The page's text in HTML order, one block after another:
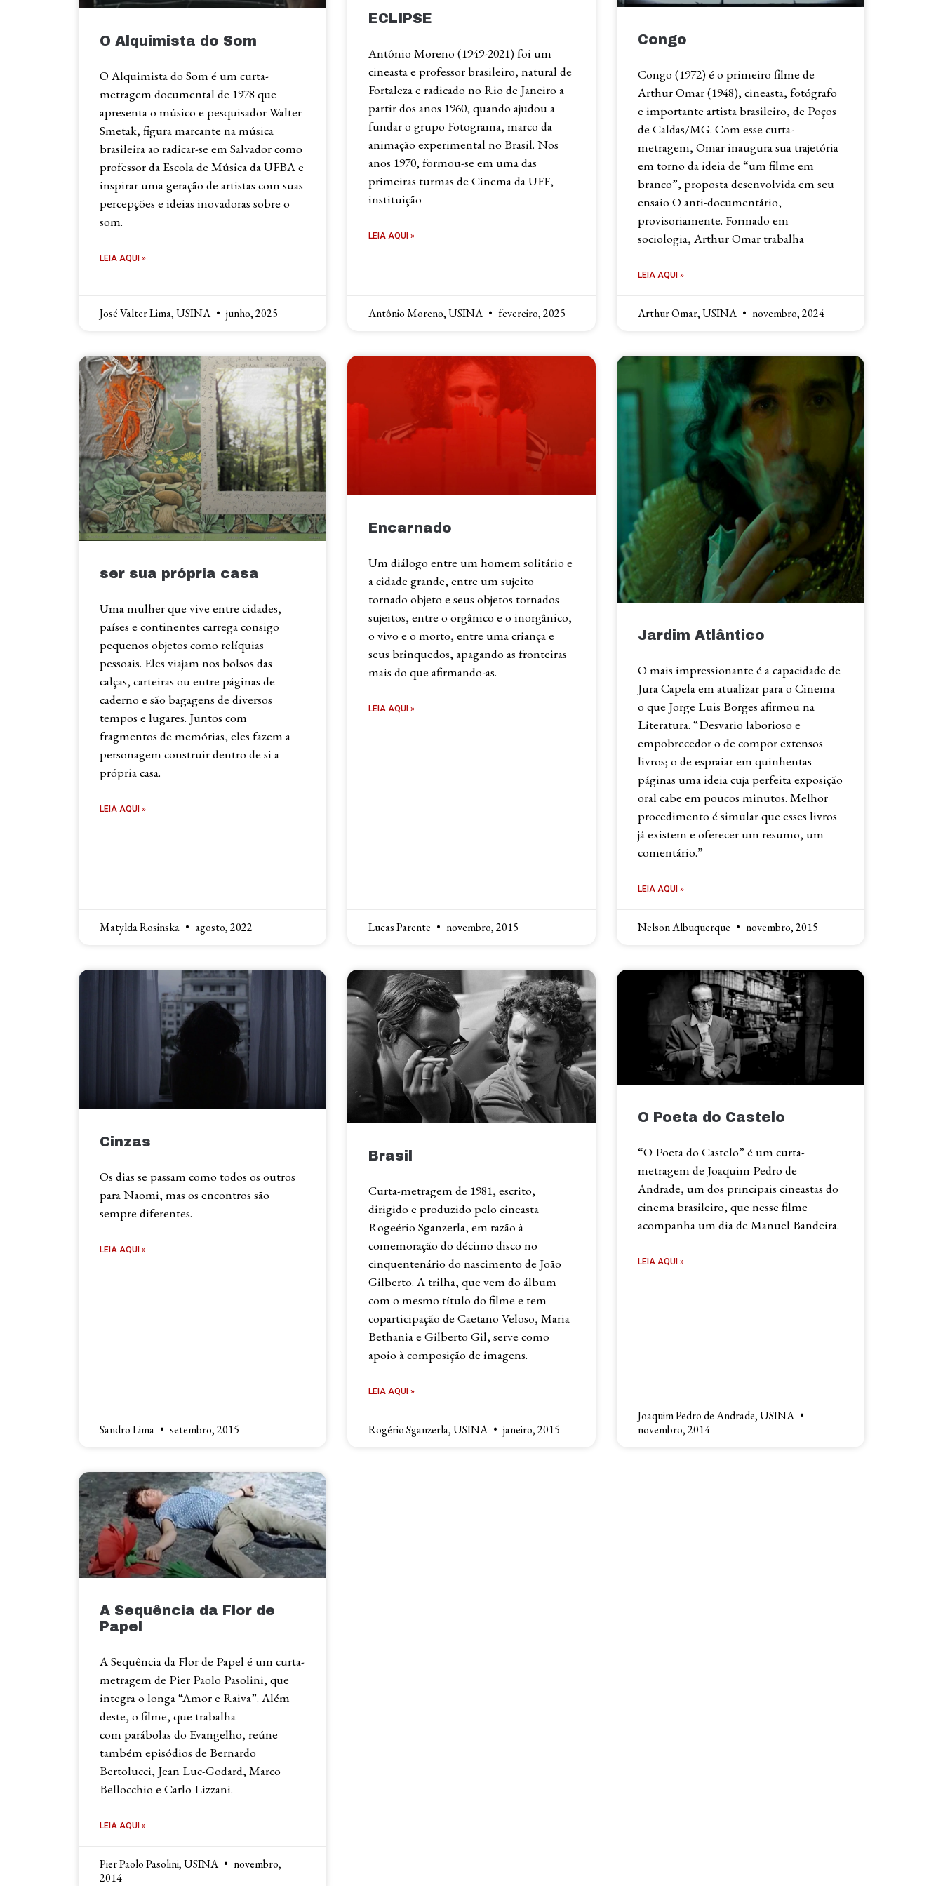
O Alquimista do Som
O Alquimista do Som é um curta-
metragem documental de 1978 que
apresenta o músico e pesquisador Walter
Smetak, figura marcante na música
brasileira ao radicar-se em Salvador como
professor da Escola de Música da UFBA e
inspirar uma geração de artistas com suas
percepções e ideias inovadoras sobre o
som.
LEIA AQUI »
José Valter Lima, USINA junho, 2025
ECLIPSE
Antônio Moreno (1949-2021) foi um
cineasta e professor brasileiro, natural de
Fortaleza e radicado no Rio de Janeiro a
partir dos anos 1960, quando ajudou a
fundar o grupo Fotograma, marco da
animação experimental no Brasil. Nos
anos 1970, formou-se em uma das
primeiras turmas de Cinema da UFF,
instituição
LEIA AQUI »
Antônio Moreno, USINA fevereiro, 2025
Congo
Congo (1972) é o primeiro filme de
Arthur Omar (1948), cineasta, fotógrafo
e importante artista brasileiro, de Poços
de Caldas/MG. Com esse curta-
metragem, Omar inaugura sua trajetória
em torno da ideia de “um filme em
branco”, proposta desenvolvida em seu
ensaio O anti-documentário,
provisoriamente. Formado em
sociologia, Arthur Omar trabalha
LEIA AQUI »
Arthur Omar, USINA novembro, 2024
ser sua própria casa
Uma mulher que vive entre cidades,
países e continentes carrega consigo
pequenos objetos como relíquias
pessoais. Eles viajam nos bolsos das
calças, carteiras ou entre páginas de
caderno e são bagagens de diversos
tempos e lugares. Juntos com
fragmentos de memórias, eles fazem a
personagem construir dentro de si a
própria casa.
LEIA AQUI »
Matylda Rosinska agosto, 2022
Encarnado
Um diálogo entre um homem solitário e
a cidade grande, entre um sujeito
tornado objeto e seus objetos tornados
sujeitos, entre o orgânico e o inorgânico,
o vivo e o morto, entre uma criança e
seus brinquedos, apagando as fronteiras
mais do que afirmando-as.
LEIA AQUI »
Lucas Parente novembro, 2015
Jardim Atlântico
O mais impressionante é a capacidade de
Jura Capela em atualizar para o Cinema
o que Jorge Luis Borges afirmou na
Literatura. “Desvario laborioso e
empobrecedor o de compor extensos
livros; o de espraiar em quinhentas
páginas uma ideia cuja perfeita exposição
oral cabe em poucos minutos. Melhor
procedimento é simular que esses livros
já existem e oferecer um resumo, um
comentário.”
LEIA AQUI »
Nelson Albuquerque novembro, 2015
Cinzas
Os dias se passam como todos os outros
para Naomi, mas os encontros são
sempre diferentes.
LEIA AQUI »
Sandro Lima setembro, 2015
Brasil
Curta-metragem de 1981, escrito,
dirigido e produzido pelo cineasta
Rogeério Sganzerla, em razão à
comemoração do décimo disco no
cinquentenário do nascimento de João
Gilberto. A trilha, que vem do álbum
com o mesmo título do filme e tem
coparticipação de Caetano Veloso, Maria
Bethania e Gilberto Gil, serve como
apoio à composição de imagens.
LEIA AQUI »
Rogério Sganzerla, USINA janeiro, 2015
O Poeta do Castelo
“O Poeta do Castelo” é um curta-
metragem de Joaquim Pedro de
Andrade, um dos principais cineastas do
cinema brasileiro, que nesse filme
acompanha um dia de Manuel Bandeira.
LEIA AQUI »
Joaquim Pedro de Andrade, USINA
novembro, 2014
A Sequência da Flor de
Papel
A Sequência da Flor de Papel é um curta-
metragem de Pier Paolo Pasolini, que
integra o longa “Amor e Raiva”. Além
deste, o filme, que trabalha
com parábolas do Evangelho, reúne
também episódios de Bernardo
Bertolucci, Jean Luc-Godard, Marco
Bellocchio e Carlo Lizzani.
LEIA AQUI »
Pier Paolo Pasolini, USINA
novembro,
2014